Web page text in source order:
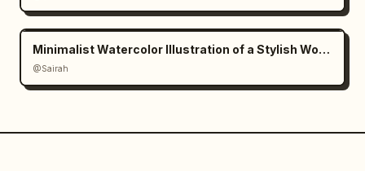
Minimalist Watercolor Illustration of a Stylish Woman
@Sairah